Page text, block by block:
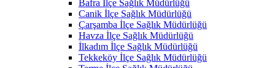
Bafra İlçe Sağlık Müdürlüğü
Canik İlçe Sağlık Müdürlüğü
Çarşamba İlçe Sağlık Müdürlüğü
Havza İlçe Sağlık Müdürlüğü
İlkadım İlçe Sağlık Müdürlüğü
Tekkeköy İlçe Sağlık Müdürlüğü